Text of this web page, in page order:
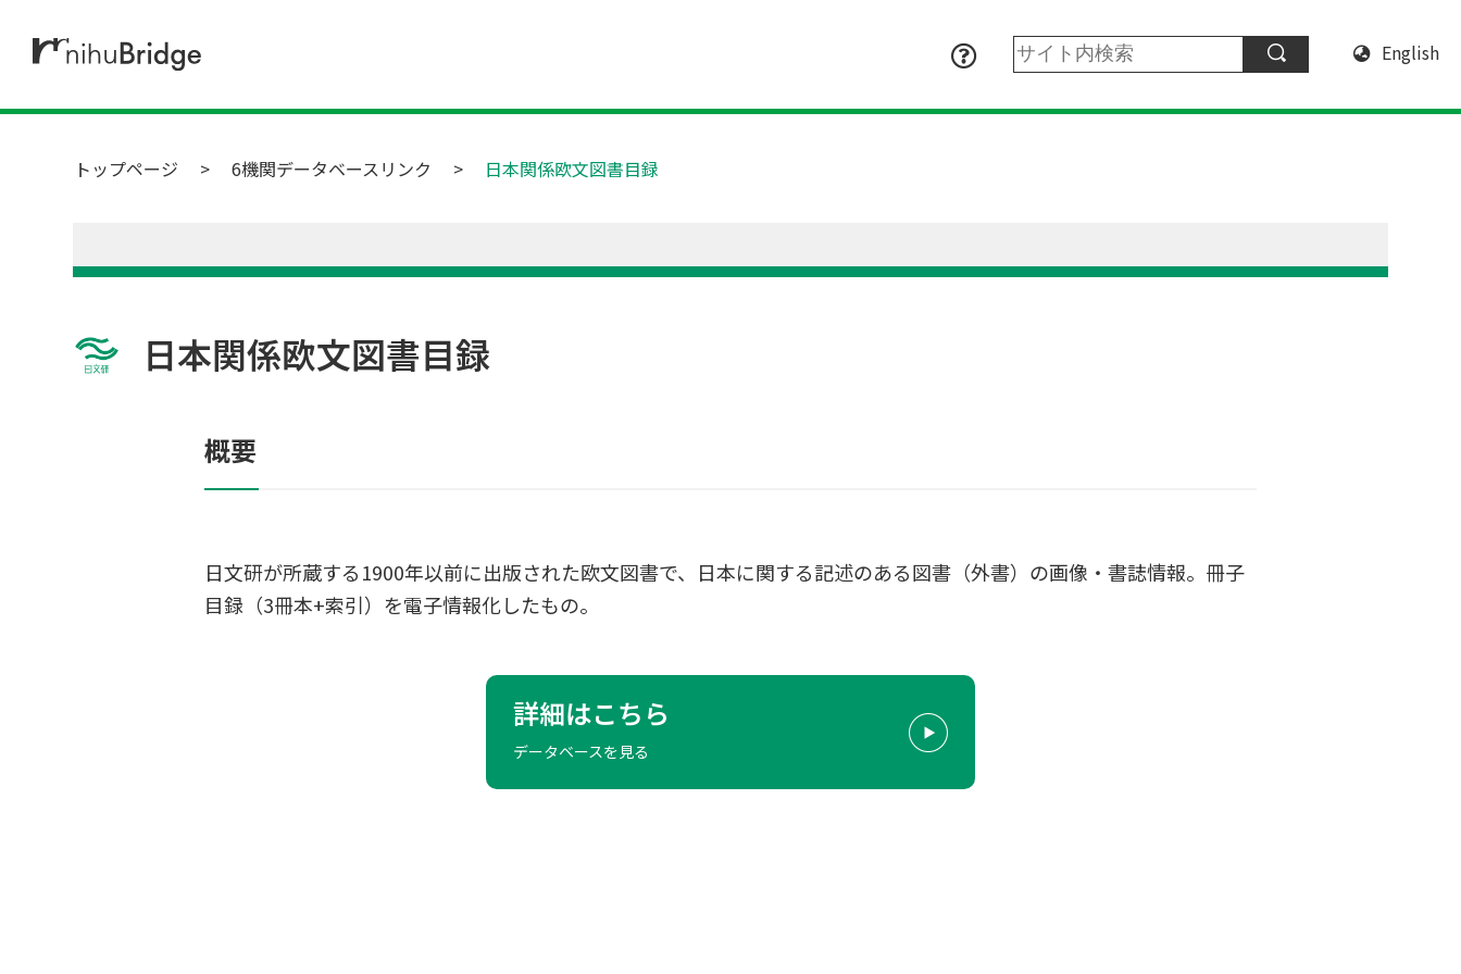
English
トップページ 6機関データベースリンク 日本関係欧文図書目録
日本関係欧文図書目録
概要
日文研が所蔵する1900年以前に出版された欧文図書で、日本に関する記述のある図書（外書）の画像・書誌情報。冊子
目録（3冊本+索引）を電子情報化したもの。
詳細はこちら
データベースを見る